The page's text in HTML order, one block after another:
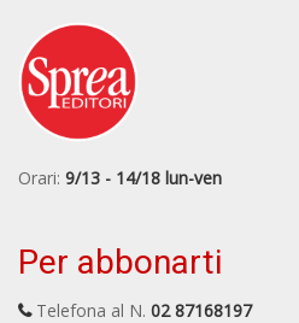
Orari: 9/13 - 14/18 lun-ven
Per abbonarti
Telefona al N. 02 87168197